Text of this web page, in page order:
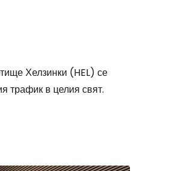
Хелзинки (HEL) се
трафик в целия свят.